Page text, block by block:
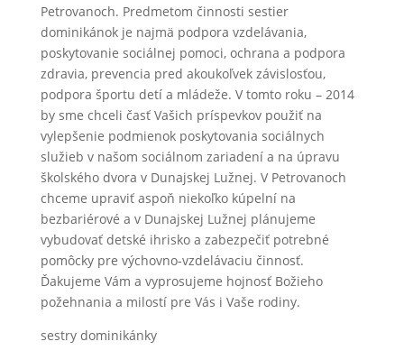
Petrovanoch. Predmetom činnosti sestier
dominikánok je najmä podpora vzdelávania,
poskytovanie sociálnej pomoci, ochrana a podpora
zdravia, prevencia pred akoukoľvek závislosťou,
podpora športu detí a mládeže. V tomto roku – 2014
by sme chceli časť Vašich príspevkov použiť na
vylepšenie podmienok poskytovania sociálnych
služieb v našom sociálnom zariadení a na úpravu
školského dvora v Dunajskej Lužnej. V Petrovanoch
chceme upraviť aspoň niekoľko kúpelní na
bezbariérové a v Dunajskej Lužnej plánujeme
vybudovať detské ihrisko a zabezpečiť potrebné
pomôcky pre výchovno-vzdelávaciu činnosť.
Ďakujeme Vám a vyprosujeme hojnosť Božieho
požehnania a milostí pre Vás i Vaše rodiny.
sestry dominikánky